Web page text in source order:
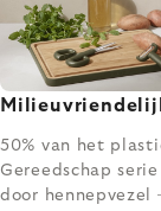
50% van het
Gereedschap
door hennepvezel